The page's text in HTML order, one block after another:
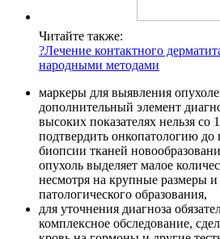
Читайте также:
?Лечение контактного
народными методами
маркеры для выявления
дополнительный элемент
высоких показателях нельзя со
подтвердить онкопатологию до
биопсии тканей
опухоль выделяет малое
несмотря на крупные размеры
патологического образования,
для уточнения диагноза
комплексное обследование,